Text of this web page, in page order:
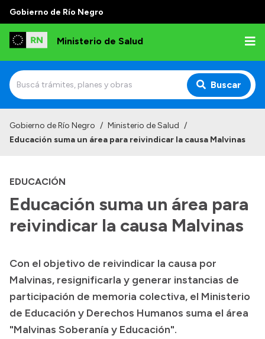
Gobierno de Río Negro
Ministerio de Salud
Buscar
Normativa y Funciones
Consejos locales
Transparencia
Boletín Oficial
Compras y licitaciones
Gobierno de Río Negro / Ministerio de Salud /
Educación suma un área para reivindicar la causa Malvinas
EDUCACIÓN
Educación suma un área para
reivindicar la causa Malvinas
Con el objetivo de reivindicar la causa por
Malvinas, resignificarla y generar instancias de
participación de memoria colectiva, el Ministerio
de Educación y Derechos Humanos suma el área
"Malvinas Soberanía y Educación".